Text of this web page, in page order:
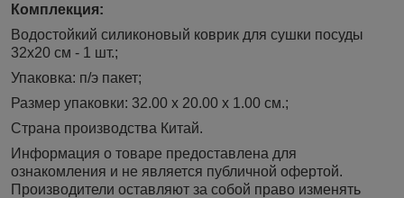
Комплекция:
Водостойкий силиконовый коврик для сушки посуды
32х20 см - 1 шт.;
Упаковка: п/э пакет;
Размер упаковки: 32.00 х 20.00 х 1.00 см.;
Страна производства Китай.
Информация о товаре предоставлена для
ознакомления и не является публичной офертой.
Производители оставляют за собой право изменять